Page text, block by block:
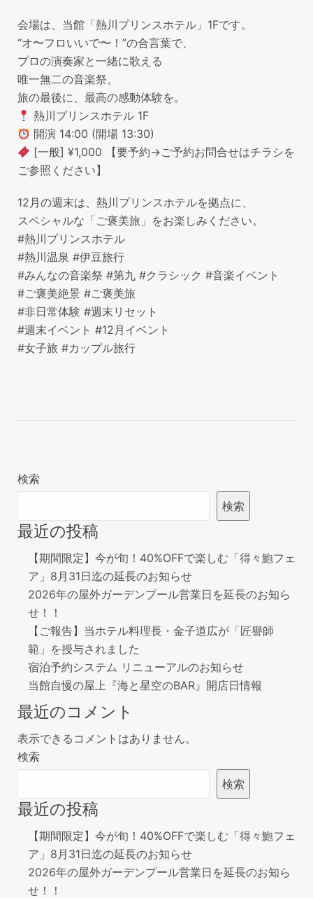
会場は、当館「熱川プリンスホテル」1Fです。
“オ〜フロいいで〜！”の合言葉で、
プロの演奏家と一緒に歌える
唯一無二の音楽祭。
旅の最後に、最高の感動体験を。
熱川プリンスホテル 1F
開演 14:00 (開場 13:30)
[一般] ¥1,000 【要予約→ご予約お問合せはチラシを
ご参照ください】
12月の週末は、熱川プリンスホテルを拠点に、
スペシャルな「ご褒美旅」をお楽しみください。
#熱川プリンスホテル
#熱川温泉 #伊豆旅行
#みんなの音楽祭 #第九 #クラシック #音楽イベント
#ご褒美絶景 #ご褒美旅
#非日常体験 #週末リセット
#週末イベント #12月イベント
#女子旅 #カップル旅行
検索
検索
最近の投稿
【期間限定】今が旬！40%OFFで楽しむ「得々鮑フェ
ア」8月31日迄の延長のお知らせ
2026年の屋外ガーデンプール営業日を延長のお知ら
せ！！
【ご報告】当ホテル料理長・金子道広が「匠譽師
範」を授与されました
宿泊予約システム リニューアルのお知らせ
当館自慢の屋上『海と星空のBAR』開店日情報
最近のコメント
表示できるコメントはありません。
検索
検索
最近の投稿
【期間限定】今が旬！40%OFFで楽しむ「得々鮑フェ
ア」8月31日迄の延長のお知らせ
2026年の屋外ガーデンプール営業日を延長のお知ら
せ！！